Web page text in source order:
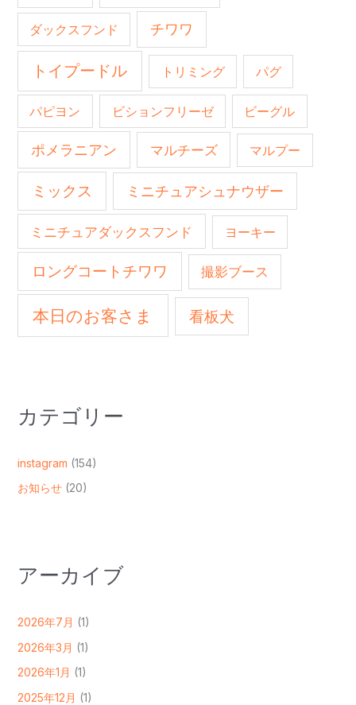
ダックスフンド チワワ
トイプードル トリミング パグ
パピヨン ビションフリーゼ ビーグル
ポメラニアン マルチーズ マルプー
ミックス ミニチュアシュナウザー
ミニチュアダックスフンド ヨーキー
ロングコートチワワ 撮影ブース
本日のお客さま 看板犬
カテゴリー
instagram (154)
お知らせ(20)
アーカイブ
2026年7月 (1)
2026年3月 (1)
2026年1月 (1)
2025年12月 (1)